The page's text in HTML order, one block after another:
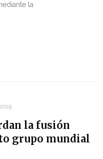
la
la fusión
grupo mundial